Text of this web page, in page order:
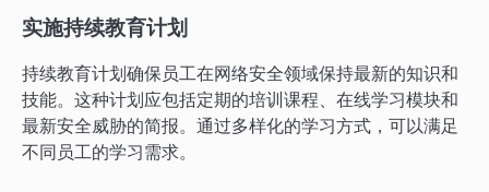
实施持续教育计划
持续教育计划确保员工在网络安全领域保持最新的知识和
技能。这种计划应包括定期的培训课程、在线学习模块和
最新安全威胁的简报。通过多样化的学习方式，可以满足
不同员工的学习需求。